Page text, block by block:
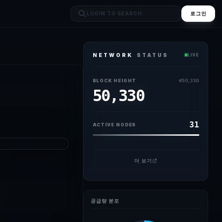
로그인
NETWORK STATUS LIVE
BLOCK HEIGHT #50,330
50,330
ACTIVE NODES 31
더 보기
공급량 분포